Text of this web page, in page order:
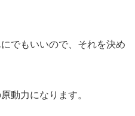
でもいいので、それを決め
動力になります。